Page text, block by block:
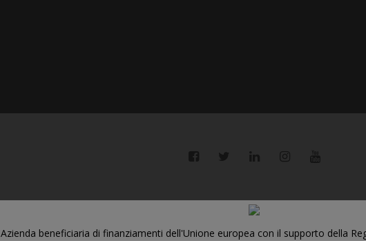
Azienda beneficiaria di finanziamenti dell'Unione europea con il supporto della